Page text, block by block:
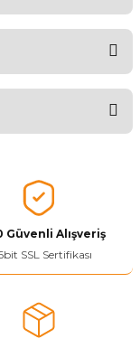
Güvenli Alışveriş
SSL Sertifikası